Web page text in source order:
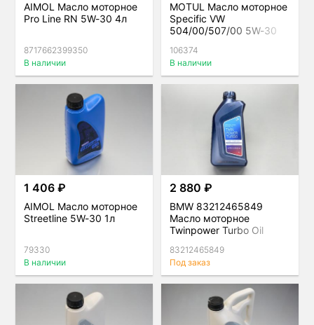
AIMOL Масло моторное
Pro Line RN 5W-30 4л
8717662399350
В наличии
MOTUL Масло моторное
Specific VW
504/00/507/00 5W-30
106374
В наличии
1 406 ₽
AIMOL Масло моторное
Streetline 5W-30 1л
79330
В наличии
2 880 ₽
BMW 83212465849
Масло моторное
Twinpower Turbo Oil
83212465849
Под заказ